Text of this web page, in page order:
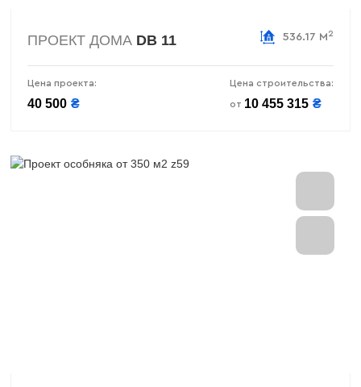
ПРОЕКТ ДОМА DB 11 536.17 М 2
Цена проекта:
40 500 ₴
Цена строительства:
от 10 455 315 ₴